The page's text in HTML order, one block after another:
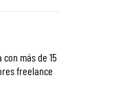
más de 15
freelance